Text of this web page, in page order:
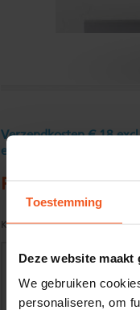
Toestemming
Deze website
We gebruiken
personaliseren, om
Verzendkosten € 18
excl. BTW
Platstaf,
Kwaliteit: AISI 304